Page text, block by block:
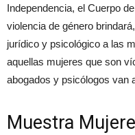
Independencia, el Cuerpo
violencia de género
jurídico y psicológico a las
aquellas mujeres que son
abogados y psicólogos van
Muestra